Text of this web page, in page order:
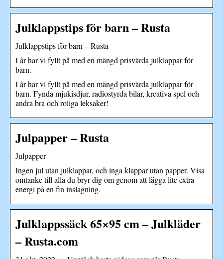
Julklappstips för barn – Rusta
Julklappstips för barn – Rusta
I år har vi fyllt på med en mängd prisvärda julklappar för
barn.
I år har vi fyllt på med en mängd prisvärda julklappar för
barn. Fynda mjukisdjur, radiostyrda bilar, kreativa spel och
andra bra och roliga leksaker!
Julpapper – Rusta
Julpapper
Ingen jul utan julklappar, och inga klappar utan papper. Visa
omtanke till alla du bryr dig om genom att lägga lite extra
energi på en fin inslagning.
Julklappssäck 65×95 cm – Julkläder
– Rusta.com